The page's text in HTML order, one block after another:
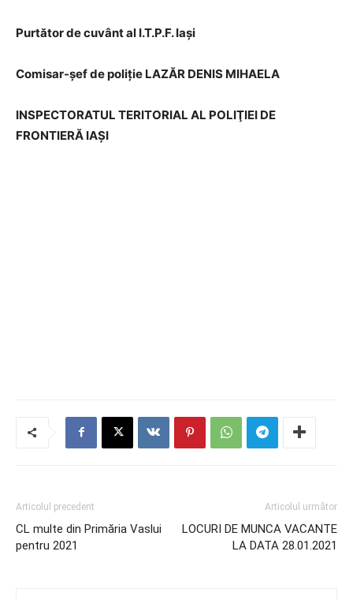
Purtător de cuvânt al I.T.P.F. Iaşi
Comisar-şef de poliţie LAZĂR DENIS MIHAELA
INSPECTORATUL TERITORIAL AL POLIŢIEI DE
FRONTIERĂ IAŞI
Articolul precedent
CL multe din Primăria Vaslui
pentru 2021
Articolul următor
LOCURI DE MUNCA VACANTE
LA DATA 28.01.2021